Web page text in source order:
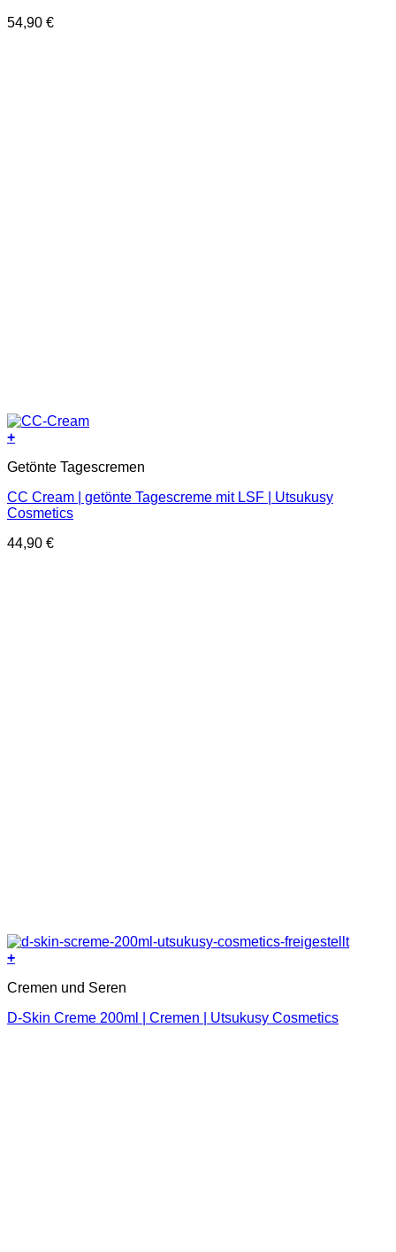
54,90 €
+
Getönte Tagescremen
CC Cream | getönte Tagescreme mit LSF | Utsukusy
Cosmetics
44,90 €
+
Cremen und Seren
D-Skin Creme 200ml | Cremen | Utsukusy Cosmetics